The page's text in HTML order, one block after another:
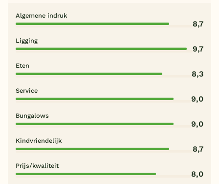
Algemene indruk
8,7
Ligging
9,7
Eten
8,3
Service
9,0
Bungalows
9,0
Kindvriendelijk
8,7
Prijs/kwaliteit
8,0